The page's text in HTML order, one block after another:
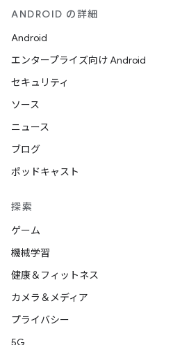
ANDROID の詳細
Android
エンタープライズ向け Android
セキュリティ
ソース
ニュース
ブログ
ポッドキャスト
探索
ゲーム
機械学習
健康＆フィットネス
カメラ＆メディア
プライバシー
5G